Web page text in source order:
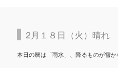
2月１８日（火）晴れ
本日の暦は「雨水」、降るものが雪か